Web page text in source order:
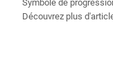
Symbole de
Découvrez plus